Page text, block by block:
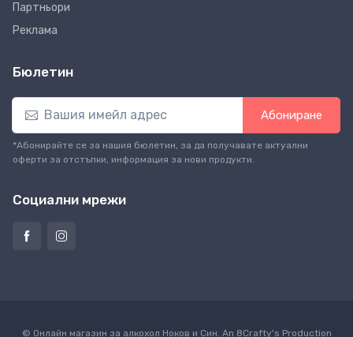
Партньори
Реклама
Бюлетин
Абониране
*Абонирайте се за нашия бюлетин, за да получавате актуални
оферти за отстъпки, информация за нови продукти.
Социални мрежи
© Онлайн магазин за алкохол Ноков и Син. An 8Crafty's Production